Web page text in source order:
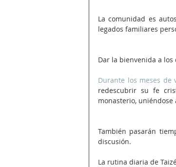
La comunidad es
legados familiares
Dar la bienvenida a
Durante los meses de
redescubrir su fe
monasterio,
También pasarán
discusión.
La rutina diaria de